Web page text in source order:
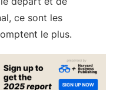
ce sont les
le plus.